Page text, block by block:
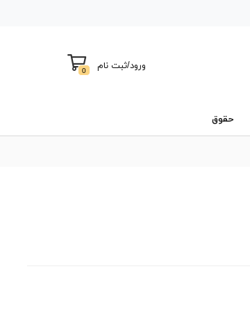
ورود/ثبت نام 0
حقوق